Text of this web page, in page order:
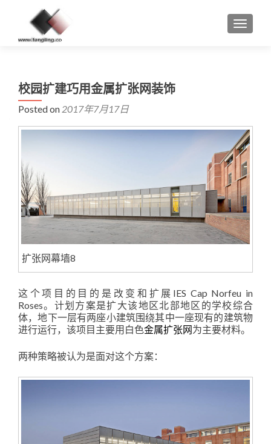
MENU
校园扩建巧用金属扩张网装饰
Posted on 2017年7月17日
扩张网幕墙8
这个项目的目的是改变和扩展IES Cap Norfeu in
Roses。计划方案是扩大该地区北部地区的学校综合
体，地下一层有两座小建筑围绕其中一座现有的建筑物
进行运行，该项目主要用白色金属扩张网为主要材料。
两种策略被认为是面对这个方案：